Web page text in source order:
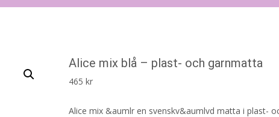
Alice mix blå – plast- och garnmatta
465kr
Alice mix &aumlr en svenskv&aumlvd matta i plast-